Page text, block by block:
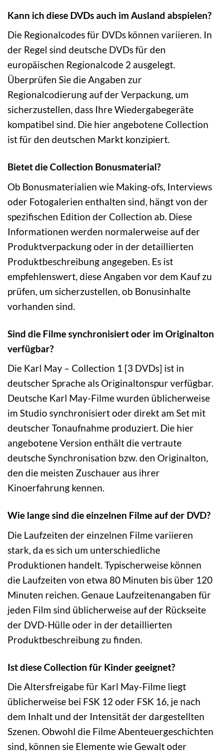
Kann ich diese DVDs auch im Ausland abspielen?
Die Regionalcodes für DVDs können variieren. In
der Regel sind deutsche DVDs für den
europäischen Regionalcode 2 ausgelegt.
Überprüfen Sie die Angaben zur
Regionalcodierung auf der Verpackung, um
sicherzustellen, dass Ihre Wiedergabegeräte
kompatibel sind. Die hier angebotene Collection
ist für den deutschen Markt konzipiert.
Bietet die Collection Bonusmaterial?
Ob Bonusmaterialien wie Making-ofs, Interviews
oder Fotogalerien enthalten sind, hängt von der
spezifischen Edition der Collection ab. Diese
Informationen werden normalerweise auf der
Produktverpackung oder in der detaillierten
Produktbeschreibung angegeben. Es ist
empfehlenswert, diese Angaben vor dem Kauf zu
prüfen, um sicherzustellen, ob Bonusinhalte
vorhanden sind.
Sind die Filme synchronisiert oder im Originalton
verfügbar?
Die Karl May – Collection 1 [3 DVDs] ist in
deutscher Sprache als Originaltonspur verfügbar.
Deutsche Karl May-Filme wurden üblicherweise
im Studio synchronisiert oder direkt am Set mit
deutscher Tonaufnahme produziert. Die hier
angebotene Version enthält die vertraute
deutsche Synchronisation bzw. den Originalton,
den die meisten Zuschauer aus ihrer
Kinoerfahrung kennen.
Wie lange sind die einzelnen Filme auf der DVD?
Die Laufzeiten der einzelnen Filme variieren
stark, da es sich um unterschiedliche
Produktionen handelt. Typischerweise können
die Laufzeiten von etwa 80 Minuten bis über 120
Minuten reichen. Genaue Laufzeitenangaben für
jeden Film sind üblicherweise auf der Rückseite
der DVD-Hülle oder in der detaillierten
Produktbeschreibung zu finden.
Ist diese Collection für Kinder geeignet?
Die Altersfreigabe für Karl May-Filme liegt
üblicherweise bei FSK 12 oder FSK 16, je nach
dem Inhalt und der Intensität der dargestellten
Szenen. Obwohl die Filme Abenteuergeschichten
sind, können sie Elemente wie Gewalt oder